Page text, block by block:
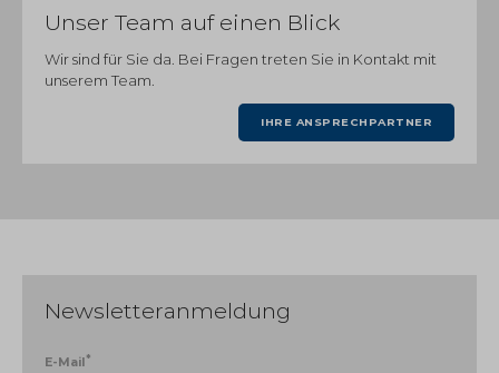
Unser Team auf einen Blick
Wir sind für Sie da. Bei Fragen treten Sie in Kontakt mit
unserem Team.
IHRE ANSPRECHPARTNER
Newsletteranmeldung
E-Mail *